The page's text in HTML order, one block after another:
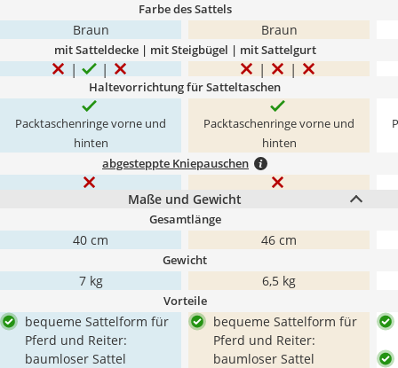
Farbe des Sattels
Braun Braun
mit Satteldecke | mit Steigbügel | mit Sattelgurt
Haltevorrichtung für Satteltaschen
Packtaschenringe vorne und
hinten
Packtaschenringe vorne und
hinten
abgesteppte Kniepauschen
Maße und Gewicht
Gesamtlänge
40 cm 46 cm
Gewicht
7 kg 6,5 kg
Vorteile
bequeme Sattelform für
Pferd und Reiter:
baumloser Sattel
bequeme Sattelform für
Pferd und Reiter:
baumloser Sattel